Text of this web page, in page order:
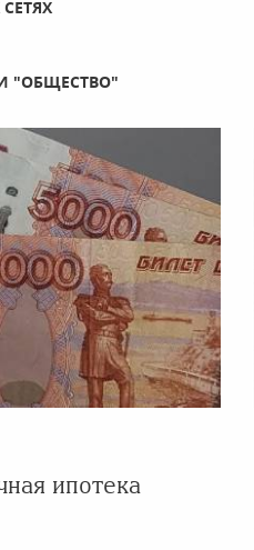
"ОБЩЕСТВО"
ипотека